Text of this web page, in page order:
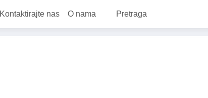
Kontaktirajte nas O nama Pretraga